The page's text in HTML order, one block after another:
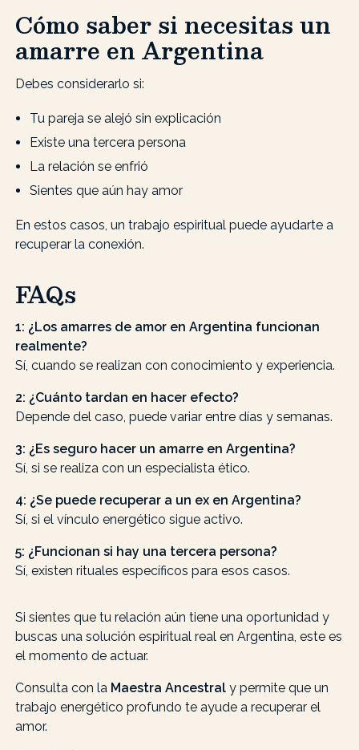
Cómo saber si necesitas un
amarre en Argentina
Debes considerarlo si:
Tu pareja se alejó sin explicación
Existe una tercera persona
La relación se enfrió
Sientes que aún hay amor
En estos casos, un trabajo espiritual puede ayudarte a
recuperar la conexión.
FAQs
1: ¿Los amarres de amor en Argentina funcionan
realmente?
Sí, cuando se realizan con conocimiento y experiencia.
2: ¿Cuánto tardan en hacer efecto?
Depende del caso, puede variar entre días y semanas.
3: ¿Es seguro hacer un amarre en Argentina?
Sí, si se realiza con un especialista ético.
4: ¿Se puede recuperar a un ex en Argentina?
Sí, si el vínculo energético sigue activo.
5: ¿Funcionan si hay una tercera persona?
Sí, existen rituales específicos para esos casos.
Si sientes que tu relación aún tiene una oportunidad y
buscas una solución espiritual real en Argentina, este es
el momento de actuar.
Consulta con la Maestra Ancestral y permite que un
trabajo energético profundo te ayude a recuperar el
amor.